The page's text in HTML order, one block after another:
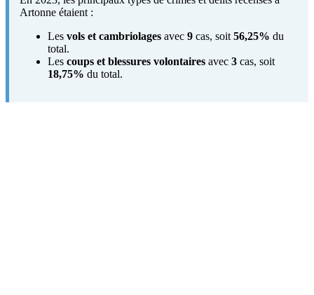
Artonne étaient :
Les vols et cambriolages avec 9 cas, soit 56,25% du
total.
Les coups et blessures volontaires avec 3 cas, soit
18,75% du total.